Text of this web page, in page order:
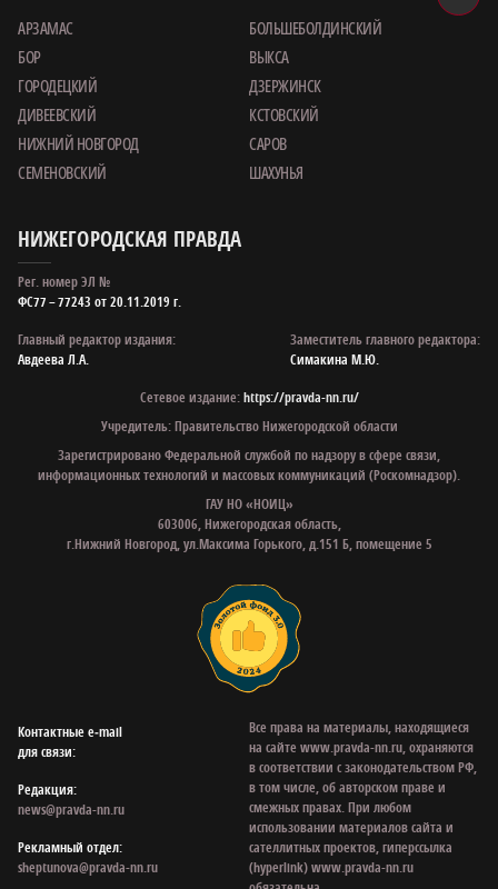
АРЗАМАС
БОЛЬШЕБОЛДИНСКИЙ
БОР
ВЫКСА
ГОРОДЕЦКИЙ
ДЗЕРЖИНСК
ДИВЕЕВСКИЙ
КСТОВСКИЙ
НИЖНИЙ НОВГОРОД
САРОВ
СЕМЕНОВСКИЙ
ШАХУНЬЯ
НИЖЕГОРОДСКАЯ ПРАВДА
Рег. номер ЭЛ №
ФС77 – 77243 от 20.11.2019 г.
Главный редактор издания:
Авдеева Л.А.
Заместитель главного редактора:
Симакина М.Ю.
Сетевое издание:https://pravda-nn.ru/
Учредитель: Правительство Нижегородской области
Зарегистрировано Федеральной службой по надзору в сфере связи,
информационных технологий и массовых коммуникаций (Роскомнадзор).
ГАУ НО «НОИЦ»
603006, Нижегородская область,
г.Нижний Новгород, ул.Максима Горького, д.151 Б, помещение 5
Контактные e‑mail
для связи:
Редакция:
news@pravda-nn.ru
Рекламный отдел:
sheptunova@pravda-nn.ru
Все права на материалы, находящиеся
на сайте www.pravda-nn.ru, охраняются
в соответствии с законодательством РФ,
в том числе, об авторском праве и
смежных правах. При любом
использовании материалов сайта и
сателлитных проектов, гиперссылка
(hyperlink) www.pravda-nn.ru